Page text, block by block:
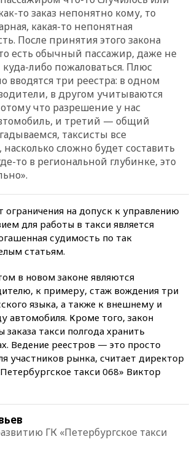
то заказ непонятно кому, то
какая-то непонятная
После принятия этого закона
есть обычный пассажир, даже не
либо пожаловаться. Плюс
вводятся три реестра: в одном
в другом учитываются
что разрешение у нас
и третий — общий
таксисты все
сложно будет составить
то в региональной глубинке, это
на допуск к управлению
для работы в такси является
судимость по так
статьям.
в новом законе являются
к примеру, стаж вождения три
языка, а также к внешнему и
автомобиля. Кроме того, закон
заказа такси полгода хранить
Ведение реестров — это просто
участников рынка, считает директор
такси 068» Виктор
ГК «Петербургское такси